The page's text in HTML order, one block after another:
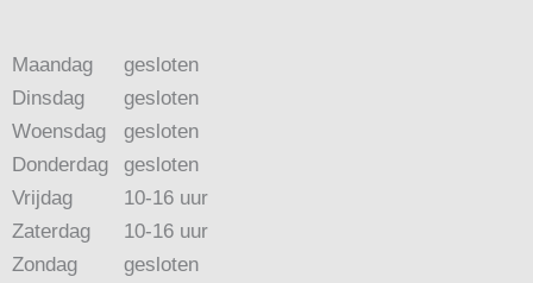
Maandag
Dinsdag
Woensdag
Donderdag
Vrijdag
Zaterdag
Zondag
gesloten
gesloten
gesloten
gesloten
10-16 uur
10-16 uur
gesloten